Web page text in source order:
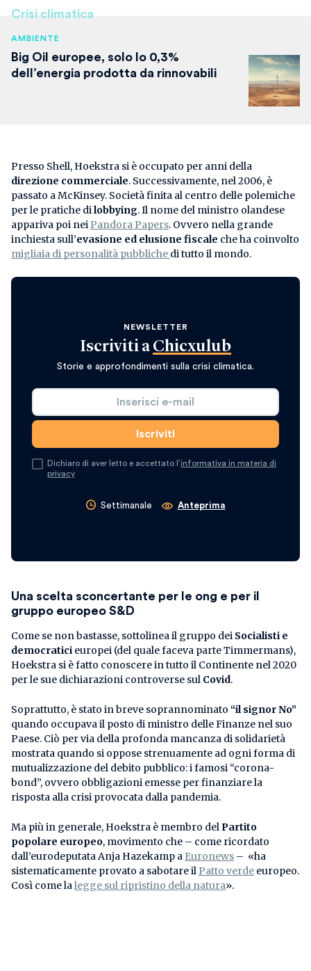
Crisi climatica
AMBIENTE
Big Oil europee, solo lo 0,3%
dell’energia prodotta da rinnovabili
Presso Shell, Hoekstra si è occupato per anni della
direzione commerciale. Successivamente, nel 2006, è
passato a McKinsey. Società finita al centro delle polemiche
per le pratiche dilobbying. Il nome del ministro olandese
appariva poi nei Pandora Papers. Ovvero nella grande
inchiesta sull’evasione ed elusione fiscale che ha coinvolto
migliaia di personalità pubbliche di tutto il mondo.
NEWSLETTER
Iscriviti a Chicxulub
Storie e approfondimenti sulla crisi climatica.
Dichiaro di aver letto e accettato l’informativa in materia di
privacy
Settimanale Anteprima
Una scelta sconcertante per le ong e per il
gruppo europeo S&D
Come se non bastasse, sottolinea il gruppo dei Socialisti e
democratici europei (del quale faceva parte Timmermans),
Hoekstra si è fatto conoscere in tutto il Continente nel 2020
per le sue dichiarazioni controverse sul Covid.
Soprattutto, è stato in breve soprannominato “il signor No”
quando occupava il posto di ministro delle Finanze nel suo
Paese. Ciò per via della profonda mancanza di solidarietà
mostrata quando si oppose strenuamente ad ogni forma di
mutualizzazione del debito pubblico: i famosi “corona-
bond”, ovvero obbligazioni emesse per finanziare la
risposta alla crisi provocata dalla pandemia.
Ma più in generale, Hoekstra è membro delPartito
popolare europeo, movimento che – come ricordato
dall’eurodeputata Anja Hazekamp a Euronews – «ha
sistematicamente provato a sabotare il Patto verde europeo.
Così come lalegge sul ripristino della natura».